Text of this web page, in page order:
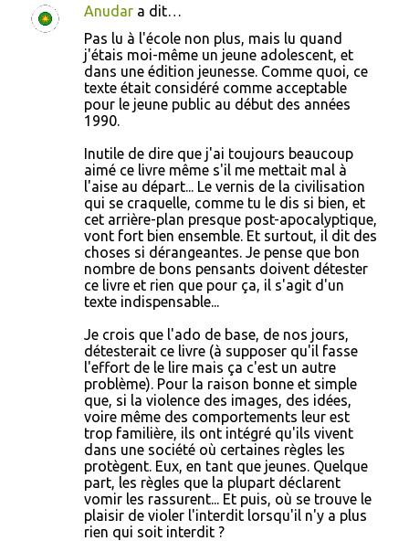
Anudar a dit…
Pas lu à l'école non plus, mais lu quand
j'étais moi-même un jeune adolescent, et
dans une édition jeunesse. Comme quoi, ce
texte était considéré comme acceptable
pour le jeune public au début des années
1990.
Inutile de dire que j'ai toujours beaucoup
aimé ce livre même s'il me mettait mal à
l'aise au départ... Le vernis de la civilisation
qui se craquelle, comme tu le dis si bien, et
cet arrière-plan presque post-apocalyptique,
vont fort bien ensemble. Et surtout, il dit des
choses si dérangeantes. Je pense que bon
nombre de bons pensants doivent détester
ce livre et rien que pour ça, il s'agit d'un
texte indispensable...
Je crois que l'ado de base, de nos jours,
détesterait ce livre (à supposer qu'il fasse
l'effort de le lire mais ça c'est un autre
problème). Pour la raison bonne et simple
que, si la violence des images, des idées,
voire même des comportements leur est
trop familière, ils ont intégré qu'ils vivent
dans une société où certaines règles les
protègent. Eux, en tant que jeunes. Quelque
part, les règles que la plupart déclarent
vomir les rassurent... Et puis, où se trouve le
plaisir de violer l'interdit lorsqu'il n'y a plus
rien qui soit interdit ?